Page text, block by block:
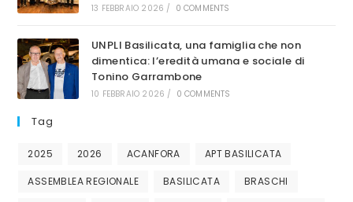
13 FEBBRAIO 2026 / 0 COMMENTS
UNPLI Basilicata, una famiglia che non
dimentica: l’eredità umana e sociale di
Tonino Garrambone
10 FEBBRAIO 2026 / 0 COMMENTS
Tag
2025 2026 ACANFORA APT BASILICATA
ASSEMBLEA REGIONALE BASILICATA BRASCHI